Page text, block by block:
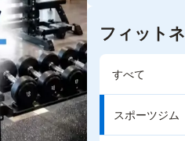
フィット
すべて
スポーツジム